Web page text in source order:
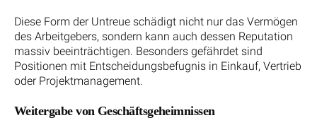
Diese Form der Untreue schädigt nicht nur das Vermögen
des Arbeitgebers, sondern kann auch dessen Reputation
massiv beeinträchtigen. Besonders gefährdet sind
Positionen mit Entscheidungsbefugnis in Einkauf, Vertrieb
oder Projektmanagement.
Weitergabe von Geschäftsgeheimnissen